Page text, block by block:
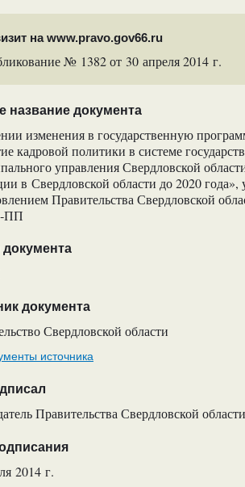
на www.pravo.gov66.ru
№ 1382 от 30 апреля 2014 г.
название документа
изменения в государственную
кадровой политики в системе
управления Свердловской
в Свердловской области до 2020
Правительства Свердловской
документа
Свердловской области
источника
Правительства Свердловской
2014 г.